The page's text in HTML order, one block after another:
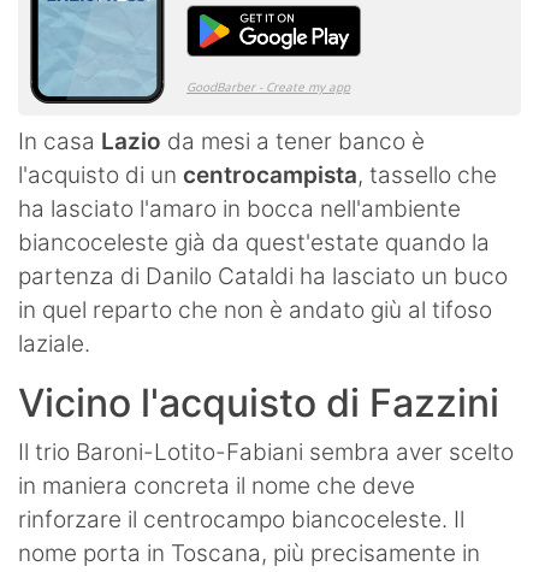
In casa Lazio da mesi a tener banco è
l'acquisto di un centrocampista, tassello che
ha lasciato l'amaro in bocca nell'ambiente
biancoceleste già da quest'estate quando la
partenza di Danilo Cataldi ha lasciato un buco
in quel reparto che non è andato giù al tifoso
laziale.
Vicino l'acquisto di Fazzini
Il trio Baroni-Lotito-Fabiani sembra aver scelto
in maniera concreta il nome che deve
rinforzare il centrocampo biancoceleste. Il
nome porta in Toscana, più precisamente in